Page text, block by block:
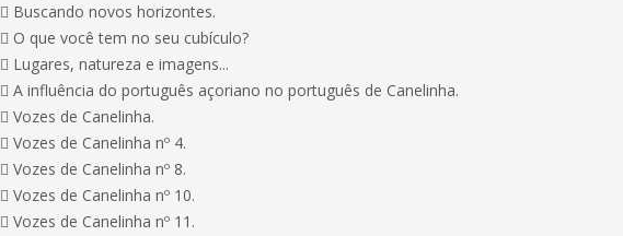
 Buscando novos horizontes.
 O que você tem no seu cubículo?
 Lugares, natureza e imagens...
 A influência do português açoriano no português de Canelinha.
 Vozes de Canelinha.
 Vozes de Canelinha nº 4.
 Vozes de Canelinha nº 8.
 Vozes de Canelinha nº 10.
 Vozes de Canelinha nº 11.